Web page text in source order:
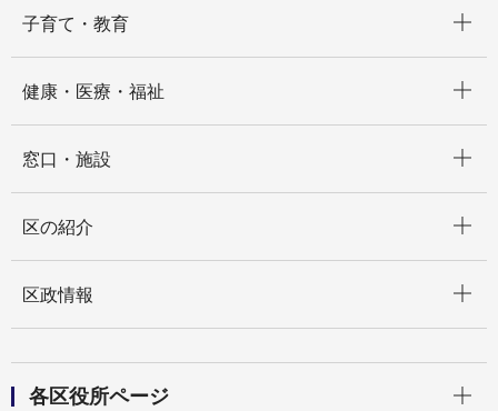
子育て・教育
健康・医療・福祉
窓口・施設
区の紹介
区政情報
各区役所ページ